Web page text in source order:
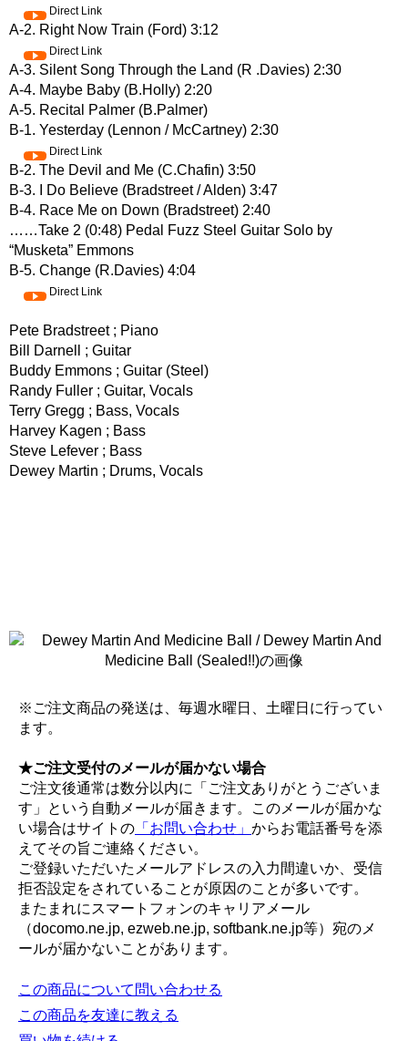
Direct Link
A-2. Right Now Train (Ford) 3:12
Direct Link
A-3. Silent Song Through the Land (R .Davies) 2:30
A-4. Maybe Baby (B.Holly) 2:20
A-5. Recital Palmer (B.Palmer)
B-1. Yesterday (Lennon / McCartney) 2:30
Direct Link
B-2. The Devil and Me (C.Chafin) 3:50
B-3. I Do Believe (Bradstreet / Alden) 3:47
B-4. Race Me on Down (Bradstreet) 2:40
……Take 2 (0:48) Pedal Fuzz Steel Guitar Solo by
“Musketa” Emmons
B-5. Change (R.Davies) 4:04
Direct Link
Pete Bradstreet ; Piano
Bill Darnell ; Guitar
Buddy Emmons ; Guitar (Steel)
Randy Fuller ; Guitar, Vocals
Terry Gregg ; Bass, Vocals
Harvey Kagen ; Bass
Steve Lefever ; Bass
Dewey Martin ; Drums, Vocals
※ご注文商品の発送は、毎週水曜日、土曜日に行ってい
ます。
★ご注文受付のメールが届かない場合
ご注文後通常は数分以内に「ご注文ありがとうございま
す」という自動メールが届きます。このメールが届かな
い場合はサイトの 「お問い合わせ」 からお電話番号を添
えてその旨ご連絡ください。
ご登録いただいたメールアドレスの入力間違いか、受信
拒否設定をされていることが原因のことが多いです。
またまれにスマートフォンのキャリアメール
（docomo.ne.jp, ezweb.ne.jp, softbank.ne.jp等）宛のメ
ールが届かないことがあります。
この商品について問い合わせる
この商品を友達に教える